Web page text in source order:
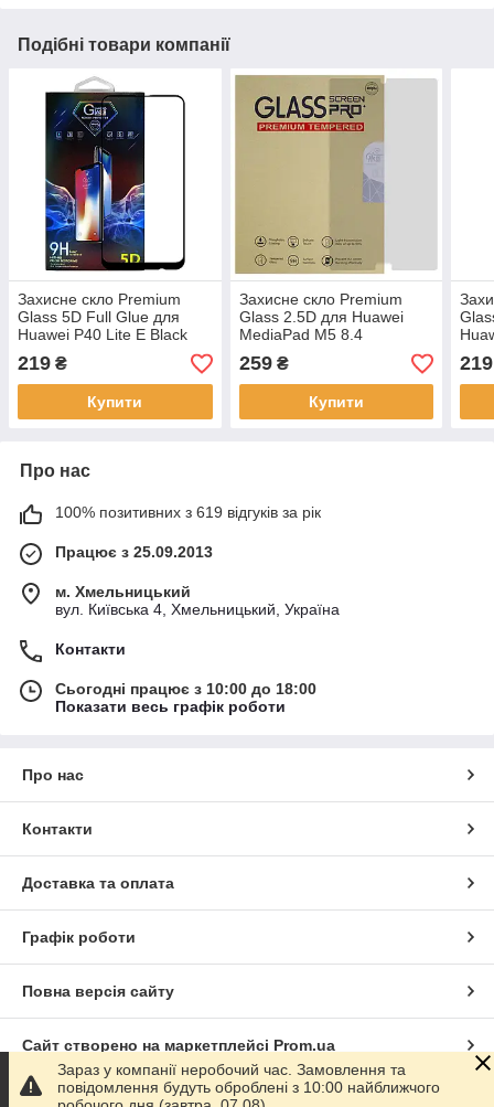
Подібні товари компанії
Захисне скло Premium
Glass 5D Full Glue для
Huawei P40 Lite E Black
219 ₴
Купити
Захисне скло Premium
Glass 2.5D для Huawei
MediaPad M5 8.4
259₴
Купити
219
Про нас
100% позитивних з 619 відгуків за рік
Працює з 25.09.2013
м. Хмельницький
вул. Київська 4, Хмельницький, Україна
Контакти
Сьогодні працює з 10:00 до 18:00
Показати весь графік роботи
Про нас
Контакти
Доставка та оплата
Графік роботи
Повна версія сайту
Сайт створено на маркетплейсі Prom.ua
Політика конфіденційності
Зараз у компанії неробочий час. Замовлення та
повідомлення будуть оброблені з 10:00 найближчого